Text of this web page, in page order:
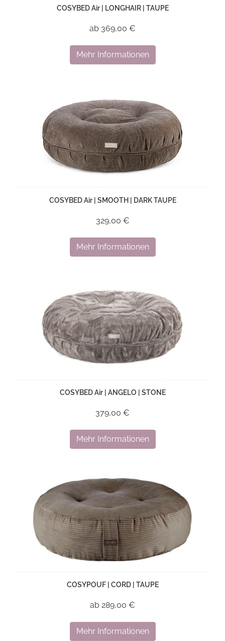
COSYBED Air | LONGHAIR | TAUPE
ab 369,00 €
Mehr Informationen
COSYBED Air | SMOOTH | DARK TAUPE
329,00 €
Mehr Informationen
COSYBED Air | ANGELO | STONE
379,00 €
Mehr Informationen
COSYPOUF | CORD | TAUPE
ab 289,00 €
Mehr Informationen